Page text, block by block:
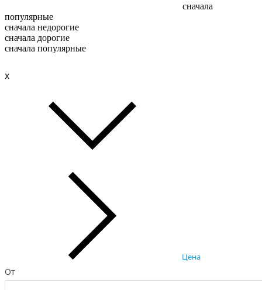
сначала
популярные
сначала недорогие
сначала дорогие
сначала популярные
x
Цена
От